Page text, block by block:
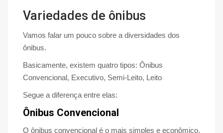
Variedades de ônibus
Vamos falar um pouco sobre a diversidades dos
ônibus.
Basicamente, existem quatro tipos: Ônibus
Convencional, Executivo, Semi-Leito, Leito
Segue a diferença entre elas:
Ônibus Convencional
O ônibus convencional é o mais simples e econômico.